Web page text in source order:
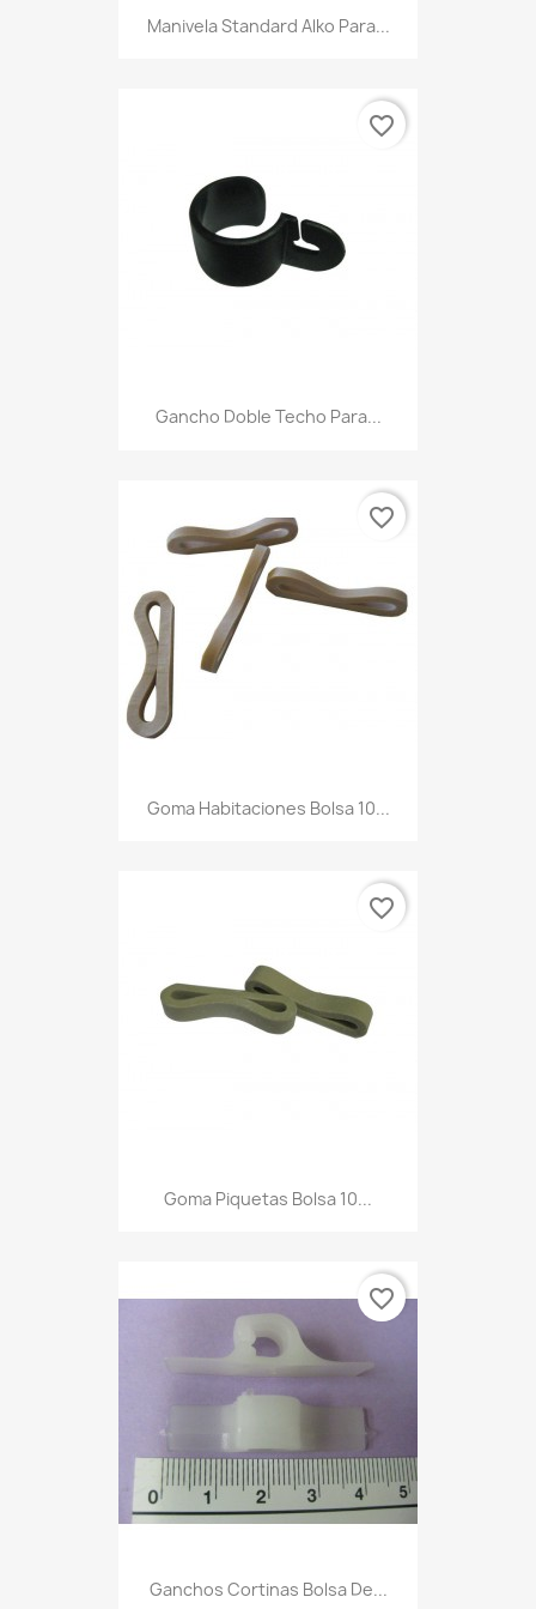
Manivela Standard Alko Para...
Gancho Doble Techo Para...
favorite_border
Goma Habitaciones Bolsa 10...
favorite_border
Goma Piquetas Bolsa 10...
favorite_border
Ganchos Cortinas Bolsa De...
favorite_border